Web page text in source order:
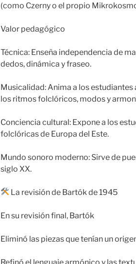
(como Czerny o el propio
Valor pedagógico
Técnica: Enseña independencia de
dedos, dinámica y fraseo.
Musicalidad: Anima a los
los ritmos folclóricos, modos y
Conciencia cultural: Expone a los
folclóricas de Europa del Este.
Mundo sonoro moderno: Sirve de
siglo XX.
La revisión de Bartók de 1945
En su revisión final, Bartók
Eliminó las piezas que tenían un